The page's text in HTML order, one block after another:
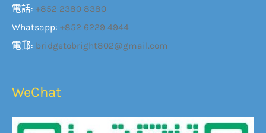
電話: +852 2380 8380
Whatsapp: +852 6229 4944
電郵: bridgetobright802@gmail.com
WeChat